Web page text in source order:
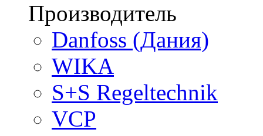
Производитель
Danfoss (Дания)
WIKA
S+S Regeltechnik
VCP